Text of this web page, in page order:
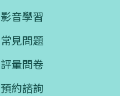
影音學習
常見問題
評量問卷
預約諮詢